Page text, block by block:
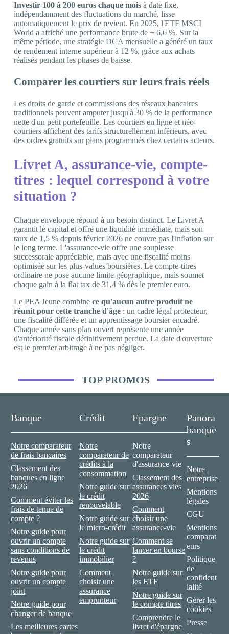
Investir 100 à 200 euros chaque mois à date fixe,
indépendamment des fluctuations du marché, lisse
automatiquement le prix de revient. En 2025, l'ETF MSCI
World a affiché une performance brute de + 6,6 %. Sur la
même période, une stratégie DCA mensuelle a généré un taux
de rendement interne supérieur à 12 %, grâce aux achats
réalisés pendant les phases de baisse.
Comparer les courtiers sur leurs frais réels
Les droits de garde et commissions des réseaux bancaires
traditionnels peuvent amputer jusqu'à 30 % de la performance
nette d'un petit portefeuille. Les courtiers en ligne et néo-
courtiers affichent des tarifs structurellement inférieurs, avec
des ordres gratuits sur plans programmés chez certains acteurs.
Livret A, assurance-vie, compte-
titres : lequel correspond à votre
situation ?
Chaque enveloppe répond à un besoin distinct. Le Livret A
garantit le capital et offre une liquidité immédiate, mais son
taux de 1,5 % depuis février 2026 ne couvre pas l'inflation sur
le long terme. L'assurance-vie offre une souplesse
successorale appréciable, mais avec une fiscalité moins
optimisée sur les plus-values boursières. Le compte-titres
ordinaire ne pose aucune limite géographique, mais soumet
chaque gain à la flat tax de 31,4 % dès le premier euro.
Le PEA Jeune combine ce qu'aucun autre produit ne
réunit pour cette tranche d'âge : un cadre légal protecteur,
une fiscalité différée et un apprentissage boursier encadré.
Chaque année sans plan ouvert représente une année
d'antériorité fiscale définitivement perdue. La date d'ouverture
est le premier arbitrage à ne pas négliger.
TOP PROMOS
Banque
Notre comparateur
de frais bancaires
Classement des
banques en ligne
2026
Comment éviter les
frais de tenue de
compte ?
Notre guide pour
ouvrir un compte
sans conditions de
revenus
Notre guide pour
ouvrir un compte
joint
Notre guide pour
changer de banque
Les meilleures cartes
Crédit
Notre
comparateur de
crédits à la
consommation
Notre guide sur
le crédit
renouvelable
Notre guide sur
le micro-crédit
Notre guide sur
le crédit
immobilier
Comment
choisir une
assurance
emprunteur
Epargne
Notre
comparateur
d'assurance-vie
Classement des
assurances vies
2026
Comment
choisir une
assurance-vie
Comment se
lancer en bourse
?
Notre guide sur
les ETF
Notre guide sur
le compte titres
Comprendre le
livret d'épargne
Panora
banque
s
Notre
entreprise
Mentions
légales
CGU
Mentions
comparat
eurs
Politique
de
confident
ialité
Gérer les
cookies
Presse